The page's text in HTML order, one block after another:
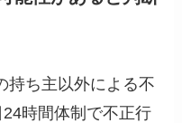
持ち主以外による不
時間体制で不正行